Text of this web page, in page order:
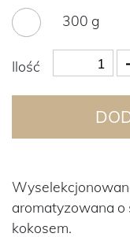
300 g
Ilość
aromatyzowana o
kokosem.